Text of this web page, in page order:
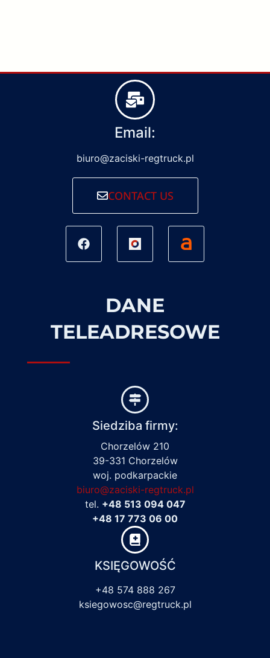
Email:
biuro@zaciski-regtruck.pl
CONTACT US
DANE
TELEADRESOWE
Siedziba firmy:
Chorzelów 210
39-331 Chorzelów
woj. podkarpackie
biuro@zaciski-regtruck.pl
tel. +48 513 094 047
+48 17 773 06 00
KSIĘGOWOŚĆ
+48 574 888 267
ksiegowosc@regtruck.pl